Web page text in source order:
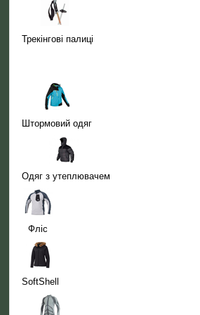
Трекінгові палиці
Штормовий одяг
Одяг з утеплювачем
Фліс
SoftShell